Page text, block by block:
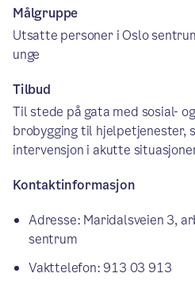
Målgruppe
Utsatte personer i Oslo
unge
Tilbud
Til stede på gata med sosial-
brobygging til hjelpetjenester,
intervensjon i akutte
Kontaktinformasjon
Adresse: Maridalsveien 3,
sentrum
Vakttelefon: 913 03 913